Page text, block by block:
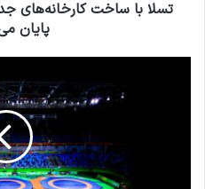
لورم ایپسوم متن
پایانتسلا با ساخت کارخانه‌های
پایان